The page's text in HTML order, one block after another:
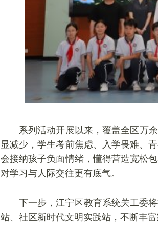
系列活动开展以来，覆盖全区万
显减少，学生考前焦虑、入学畏难、
会接纳孩子负面情绪，懂得营造宽松
对学习与人际交往更有底气。
下一步，江宁区教育系统关工委
站、社区新时代文明实践站，不断丰